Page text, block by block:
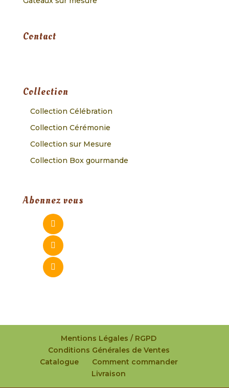
Contact
Collection
Collection Célébration
Collection Cérémonie
Collection sur Mesure
Collection Box gourmande
Abonnez vous
Mentions Légales / RGPD
Conditions Générales de Ventes
Catalogue
Comment commander
Livraison